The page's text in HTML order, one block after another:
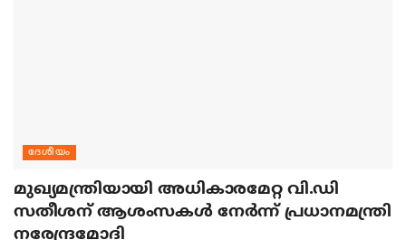
ദേശീയം
മുഖ്യമന്ത്രിയായി അധികാരമേറ്റ വി.ഡി
സതീശന് ആശംസകള്‍ നേര്‍ന്ന് പ്രധാനമന്ത്രി
നരേന്ദ്രമോദി